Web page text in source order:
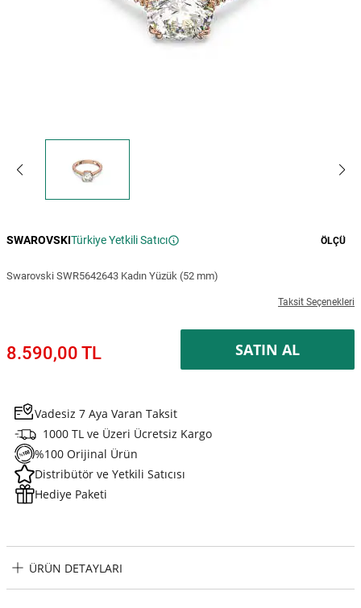
SWAROVSKITürkiye Yetkili Satıcı ÖLÇÜ
Swarovski SWR5642643 Kadın Yüzük (52 mm)
Taksit Seçenekleri
8.590,00 TL SATIN AL
Vadesiz 7 Aya Varan Taksit
1000 TL ve Üzeri Ücretsiz Kargo
%100 Orijinal Ürün
Distribütör ve Yetkili Satıcısı
Hediye Paketi
ÜRÜN DETAYLARI